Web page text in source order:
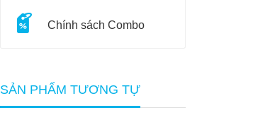
Chính sách Combo
SẢN PHẨM TƯƠNG TỰ